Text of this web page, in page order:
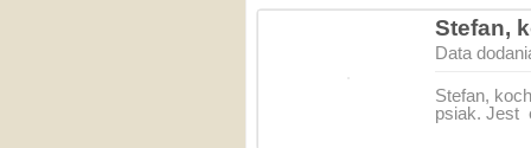
Stefan,
Data
Stefan,
psiak. Jest